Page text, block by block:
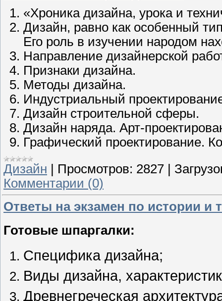
«Хроникадизайна, урокаи
Дизайн, равно как особенный
Его роль в изучении народом
Направление дизайнерской
Признаки дизайна.
Методы дизайна.
Индустриальный
Дизайн строительной сферы.
Дизайн наряда. Арт-
Графический проектирование.
Дизайн
Просмотров: 2827
Комментарии (0)
Ответы на экзамен по истории и
Готовые шпаргалки:
Специфика дизайна;
Виды дизайна,
Древнегреческая